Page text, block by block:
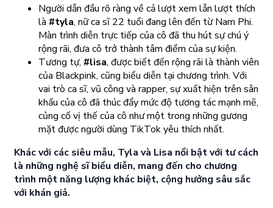
Người dẫn đầu rõ ràng về cả lượt xem lẫn lượt thích
là #tyla, nữ ca sĩ 22 tuổi đang lên đến từ Nam Phi.
Màn trình diễn trực tiếp của cô đã thu hút sự chú ý
rộng rãi, đưa cô trở thành tâm điểm của sự kiện.
Tương tự, #lisa, được biết đến rộng rãi là thành viên
của Blackpink, cũng biểu diễn tại chương trình. Với
vai trò ca sĩ, vũ công và rapper, sự xuất hiện trên sân
khấu của cô đã thúc đẩy mức độ tương tác mạnh mẽ,
củng cố vị thế của cô như một trong những gương
mặt được người dùng TikTok yêu thích nhất.
Khác với các siêu mẫu, Tyla và Lisa nổi bật với tư cách
là những nghệ sĩ biểu diễn, mang đến cho chương
trình một năng lượng khác biệt, cộng hưởng sâu sắc
với khán giả.